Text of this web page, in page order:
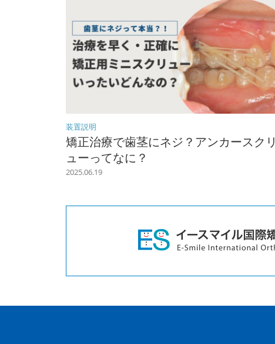
装置説明
矯正治療で歯茎にネジ？アンカースクリ
ューってなに？
2025.06.19